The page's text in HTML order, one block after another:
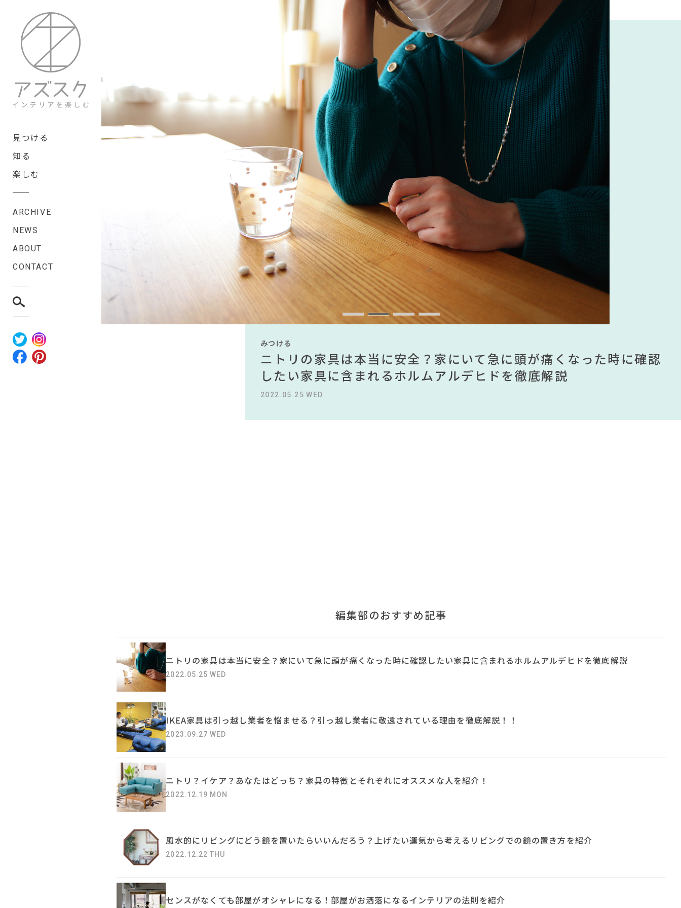
見つける
知る
楽しむ
ARCHIVE
NEWS
ABOUT
CONTACT
TAG LIST
#関家具 #インテリアコーディネート #サステナブル #石田ゆり子 #オフィスチェア
#タンスのゲン #中村アン#テーブル #テレワーク#カリモク家具 #コクヨ #チェア
#田中みな実 #インテリアスタイリングの法則 #無印良品 #MoMA
#ファニタメ#2022 夏ドラマ#unico#おすすめ
#DINOS CORPORATION#大川家具#2022 春ドラマ
#インダストリアルスタイル#材木屋のおやじとせがれ#インテリアの法則 #2022 秋ドラマ
#間宮祥太朗 #ヤマソロ#映画#家具#フェリシモ #大塚家具#照明#岸井ゆきの #アダル
#ACTUS#ソファ #良品計画#コメリ#木図鑑#KEYUCA
#ニトリ
みつける
無印で有名デザイナーのアイテムが手に入る？無印良品で買える有
名デザイナーがデザインしたインテリアを一挙紹介
2022.10.24 MON
みつける
IKEA家具は引っ越し業者を悩ませる？引っ越し業者に敬遠されてい
る理由を徹底解説！！
2023.09.27 WED
みつける
ニトリの家具は本当に安全？家にいて急に頭が痛くなった時に確認
したい家具に含まれるホルムアルデヒドを徹底解説
2022.05.25 WED
みつける
【部屋をおしゃれにしたい人必見】今話題のインテリアスタイルか
ら定番スタイルまで紹介！おすすめインテリアスタイル18選
2023.09.23 SAT
みつける
無印で有名デザイナーのアイテムが手に入る？無印良品で買える有
名デザイナーがデザインしたインテリアを一挙紹介
2022.10.24 MON
みつける
IKEA家具は引っ越し業者を悩ませる？引っ越し業者に敬遠されてい
る理由を徹底解説！！
2023.09.27 WED
編集部のおすすめ記事
ニトリの家具は本当に安全？家にいて急に頭が痛くなった時に確認したい家具に含まれるホルムアルデヒドを徹底解説
2022.05.25 WED
IKEA家具は引っ越し業者を悩ませる？引っ越し業者に敬遠されている理由を徹底解説！！
2023.09.27 WED
ニトリ？イケア？あなたはどっち？家具の特徴とそれぞれにオススメな人を紹介！
2022.12.19 MON
風水的にリビングにどう鏡を置いたらいいんだろう？上げたい運気から考えるリビングでの鏡の置き方を紹介
2022.12.22 THU
センスがなくても部屋がオシャレになる！部屋がお洒落になるインテリアの法則を紹介